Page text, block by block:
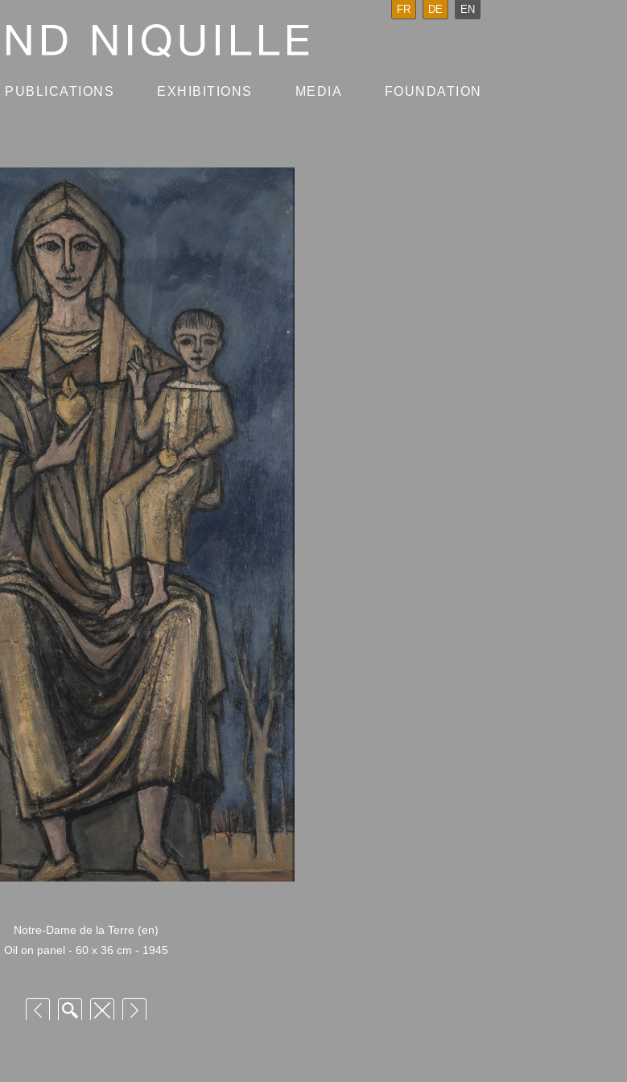
PUBLICATIONS EXHIBITIONS MEDIA FOUNDATION
FR DE EN
Notre-Dame de la Terre (en)
Oil on panel - 60 x 36 cm - 1945